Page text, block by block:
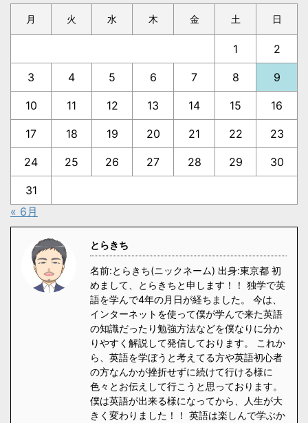
月 火 水 木 金 土 日
1 2
3 4 5 6 7 8 9
10 11 12 13 14 15 16
17 18 19 20 21 22 23
24 25 26 27 28 29 30
31
« 6月
とらきち
名前:とらきち(ニックネーム) 出身:東京都 初
めまして、とらきちと申します！！ 独学で英
語を学んで4年の月日が経ちました。 今は、
インターネットを使って僕が学んで来た英語
の知識だったり勉強方法などを僕なりに分か
りやすく解説して発信しております。 これか
ら、英語を学ぼうと考えてる方や英語初心者
の方なんかが挫折せずに続けて行ける様に
色々とお伝えして行こうと思っております。
僕は英語が出来る様になってから、人生が大
きく変わりました！！ 英語は楽しんで学ぶか